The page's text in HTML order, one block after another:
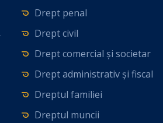
Drept penal
Drept civil
Drept comercial și societar
Drept administrativ și fiscal
Dreptul familiei
Dreptul muncii